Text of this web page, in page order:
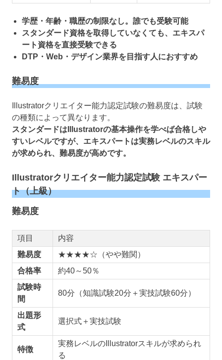
学歴・年齢・職歴の制限なし。誰でも受験可能
スタンダード資格を取得していなくても、エキスパ
ート資格を直接受験できる
DTP・Web・デザイン業界を目指す人におすすめ
難易度
Illustratorクリエイター能力認定試験の難易度は、試験
の種類によって異なります。
スタンダードはIllustratorの基本操作を学べば合格しや
すいレベルですが、エキスパートは実務レベルのスキル
が求められ、難易度が高めです。
Illustratorクリエイター能力認定試験 エキスパー
ト（上級）
難易度
項目
内容
難易度
★★★★☆（やや難関）
合格率
約40～50％
試験時
間
80分（知識試験20分＋実技試験60分）
出題形
式
選択式＋実技試験
特徴
実務レベルのIllustratorスキルが求められ
る